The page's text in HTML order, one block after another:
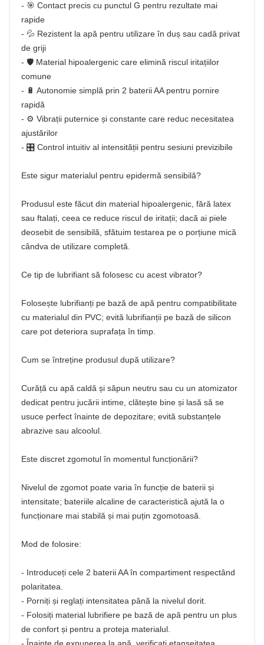
- 🎯 Contact precis cu punctul G pentru rezultate mai
rapide
- 💦 Rezistent la apă pentru utilizare în duș sau cadă privat
de griji
- 🛡️ Material hipoalergenic care elimină riscul iritațiilor
comune
- 🔋 Autonomie simplă prin 2 baterii AA pentru pornire
rapidă
- ⚙️ Vibrații puternice și constante care reduc necesitatea
ajustărilor
- 🎛️ Control intuitiv al intensității pentru sesiuni previzibile
Este sigur materialul pentru epidermă sensibilă?
Produsul este făcut din material hipoalergenic, fără latex
sau ftalați, ceea ce reduce riscul de iritații; dacă ai piele
deosebit de sensibilă, sfătuim testarea pe o porțiune mică
cândva de utilizare completă.
Ce tip de lubrifiant să folosesc cu acest vibrator?
Folosește lubrifianți pe bază de apă pentru compatibilitate
cu materialul din PVC; evită lubrifianții pe bază de silicon
care pot deteriora suprafața în timp.
Cum se întreține produsul după utilizare?
Curăță cu apă caldă și săpun neutru sau cu un atomizator
dedicat pentru jucării intime, clătește bine și lasă să se
usuce perfect înainte de depozitare; evită substanțele
abrazive sau alcoolul.
Este discret zgomotul în momentul funcționării?
Nivelul de zgomot poate varia în funcție de baterii și
intensitate; bateriile alcaline de caracteristică ajută la o
funcționare mai stabilă și mai puțin zgomotoasă.
Mod de folosire:
- Introduceți cele 2 baterii AA în compartiment respectând
polaritatea.
- Porniți și reglați intensitatea până la nivelul dorit.
- Folosiți material lubrifiere pe bază de apă pentru un plus
de confort și pentru a proteja materialul.